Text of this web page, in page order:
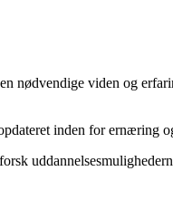
nødvendige viden og
inden for ernæring